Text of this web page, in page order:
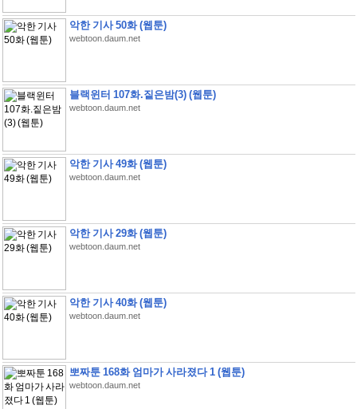
악한 기사 50화 (웹툰)
webtoon.daum.net
블랙윈터 107화.짙은밤(3) (웹툰)
webtoon.daum.net
악한 기사 49화 (웹툰)
webtoon.daum.net
악한 기사 29화 (웹툰)
webtoon.daum.net
악한 기사 40화 (웹툰)
webtoon.daum.net
뽀짜툰 168화 엄마가 사라졌다 1 (웹툰)
webtoon.daum.net